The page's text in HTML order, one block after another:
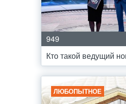
949
Кто такой ведущий
ЛЮБОПЫТНОЕ